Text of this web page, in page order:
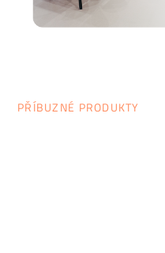
PŘÍBUZNÉ PRODUKTY